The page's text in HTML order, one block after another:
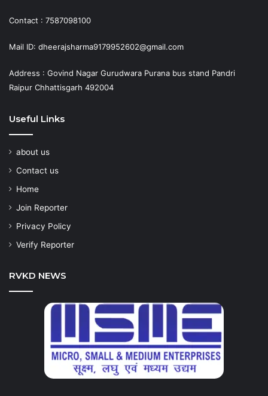
Contact : 7587098100
Mail ID: dheerajsharma9179952602@gmail.com
Address : Govind Nagar Gurudwara Purana bus stand Pandri
Raipur Chhattisgarh 492004
Useful Links
about us
Contact us
Home
Join Reporter
Privacy Policy
Verify Reporter
RVKD NEWS